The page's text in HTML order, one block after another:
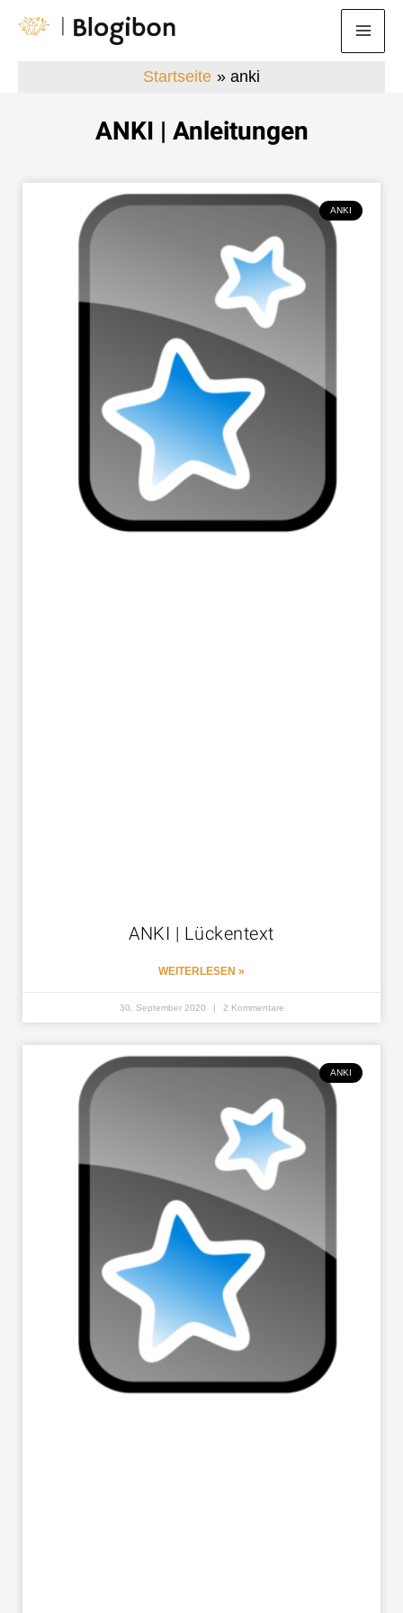
Zum
Inhalt
Startseite anki
ANKI | Anleitungen
ANKI
ANKI | Lückentext
WEITERLESEN »
30. September 2020 2 Kommentare
ANKI